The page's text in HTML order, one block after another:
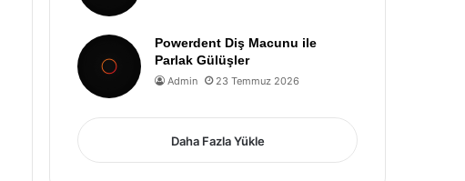
Powerdent Diş Macunu ile
Parlak Gülüşler
Admin 23 Temmuz 2026
Daha Fazla Yükle